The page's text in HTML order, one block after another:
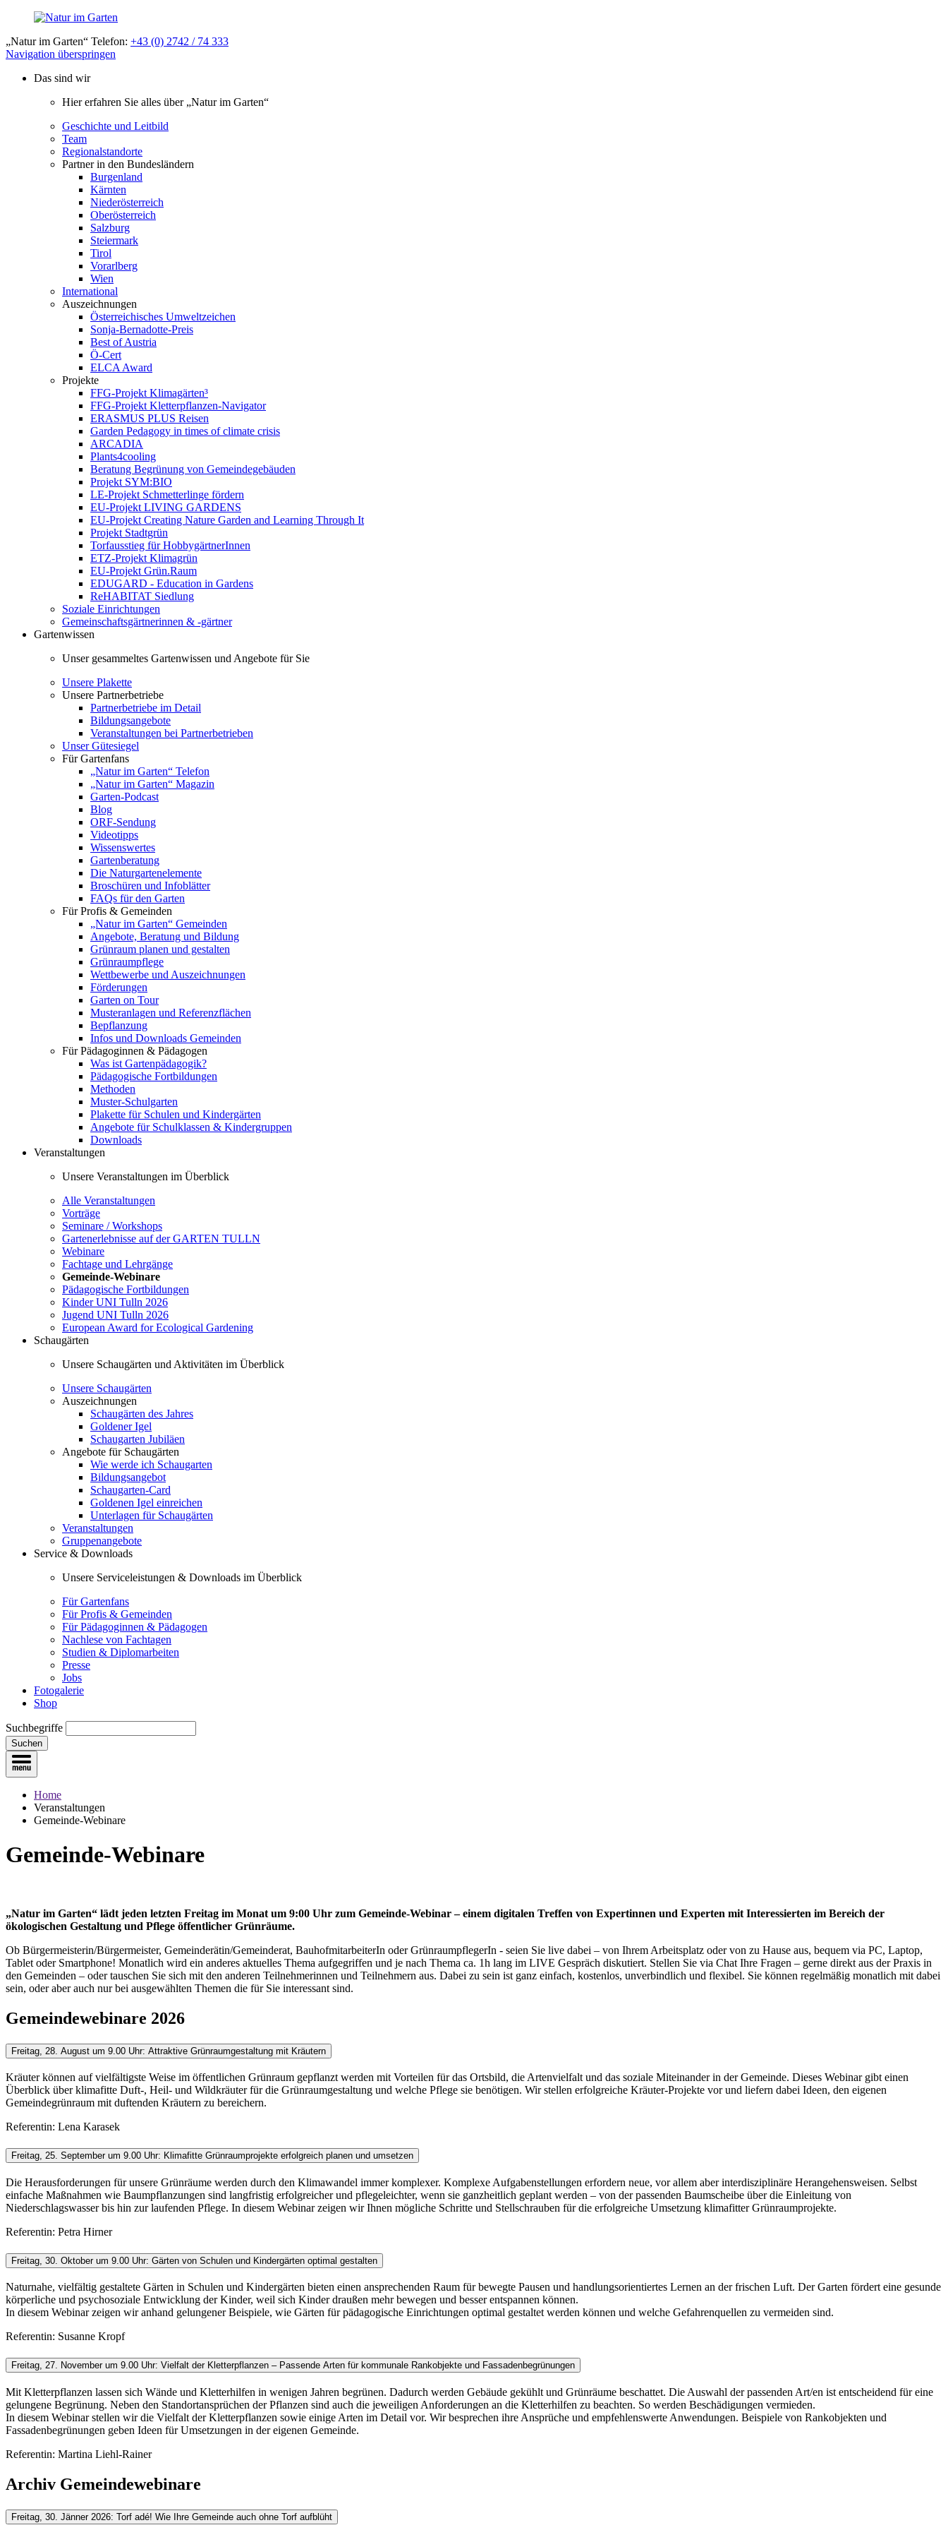
„Natur im Garten“ Telefon: +43 (0) 2742 / 74 333
Navigation überspringen
Das sind wir
Hier erfahren Sie alles über „Natur im Garten“
Geschichte und Leitbild
Team
Regionalstandorte
Partner in den Bundesländern
Burgenland
Kärnten
Niederösterreich
Oberösterreich
Salzburg
Steiermark
Tirol
Vorarlberg
Wien
International
Auszeichnungen
Österreichisches Umweltzeichen
Sonja-Bernadotte-Preis
Best of Austria
Ö-Cert
ELCA Award
Projekte
FFG-Projekt Klimagärten³
FFG-Projekt Kletterpflanzen-Navigator
ERASMUS PLUS Reisen
Garden Pedagogy in times of climate crisis
ARCADIA
Plants4cooling
Beratung Begrünung von Gemeindegebäuden
Projekt SYM:BIO
LE-Projekt Schmetterlinge fördern
EU-Projekt LIVING GARDENS
EU-Projekt Creating Nature Garden and Learning Through It
Projekt Stadtgrün
Torfausstieg für HobbygärtnerInnen
ETZ-Projekt Klimagrün
EU-Projekt Grün.Raum
EDUGARD - Education in Gardens
ReHABITAT Siedlung
Soziale Einrichtungen
Gemeinschaftsgärtnerinnen & -gärtner
Gartenwissen
Unser gesammeltes Gartenwissen und Angebote für Sie
Unsere Plakette
Unsere Partnerbetriebe
Partnerbetriebe im Detail
Bildungsangebote
Veranstaltungen bei Partnerbetrieben
Unser Gütesiegel
Für Gartenfans
„Natur im Garten“ Telefon
„Natur im Garten“ Magazin
Garten-Podcast
Blog
ORF-Sendung
Videotipps
Wissenswertes
Gartenberatung
Die Naturgartenelemente
Broschüren und Infoblätter
FAQs für den Garten
Für Profis & Gemeinden
„Natur im Garten“ Gemeinden
Angebote, Beratung und Bildung
Grünraum planen und gestalten
Grünraumpflege
Wettbewerbe und Auszeichnungen
Förderungen
Garten on Tour
Musteranlagen und Referenzflächen
Bepflanzung
Infos und Downloads Gemeinden
Für Pädagoginnen & Pädagogen
Was ist Gartenpädagogik?
Pädagogische Fortbildungen
Methoden
Muster-Schulgarten
Plakette für Schulen und Kindergärten
Angebote für Schulklassen & Kindergruppen
Downloads
Veranstaltungen
Unsere Veranstaltungen im Überblick
Alle Veranstaltungen
Vorträge
Seminare / Workshops
Gartenerlebnisse auf der GARTEN TULLN
Webinare
Fachtage und Lehrgänge
Gemeinde-Webinare
Pädagogische Fortbildungen
Kinder UNI Tulln 2026
Jugend UNI Tulln 2026
European Award for Ecological Gardening
Schaugärten
Unsere Schaugärten und Aktivitäten im Überblick
Unsere Schaugärten
Auszeichnungen
Schaugärten des Jahres
Goldener Igel
Schaugarten Jubiläen
Angebote für Schaugärten
Wie werde ich Schaugarten
Bildungsangebot
Schaugarten-Card
Goldenen Igel einreichen
Unterlagen für Schaugärten
Veranstaltungen
Gruppenangebote
Service & Downloads
Unsere Serviceleistungen & Downloads im Überblick
Für Gartenfans
Für Profis & Gemeinden
Für Pädagoginnen & Pädagogen
Nachlese von Fachtagen
Studien & Diplomarbeiten
Presse
Jobs
Fotogalerie
Shop
Suchbegriffe
Suchen
Home
Veranstaltungen
Gemeinde-Webinare
Gemeinde-Webinare
„Natur im Garten“ lädt jeden letzten Freitag im Monat um 9:00 Uhr zum Gemeinde-Webinar – einem digitalen Treffen von Expertinnen und Experten mit Interessierten im Bereich der
ökologischen Gestaltung und Pflege öffentlicher Grünräume.
Ob Bürgermeisterin/Bürgermeister, Gemeinderätin/Gemeinderat, BauhofmitarbeiterIn oder GrünraumpflegerIn - seien Sie live dabei – von Ihrem Arbeitsplatz oder von zu Hause aus, bequem via PC, Laptop,
Tablet oder Smartphone! Monatlich wird ein anderes aktuelles Thema aufgegriffen und je nach Thema ca. 1h lang im LIVE Gespräch diskutiert. Stellen Sie via Chat Ihre Fragen – gerne direkt aus der Praxis in
den Gemeinden – oder tauschen Sie sich mit den anderen Teilnehmerinnen und Teilnehmern aus. Dabei zu sein ist ganz einfach, kostenlos, unverbindlich und flexibel. Sie können regelmäßig monatlich mit dabei
sein, oder aber auch nur bei ausgewählten Themen die für Sie interessant sind.
Gemeindewebinare 2026
Freitag, 28. August um 9.00 Uhr: Attraktive Grünraumgestaltung mit Kräutern
Kräuter können auf vielfältigste Weise im öffentlichen Grünraum gepflanzt werden mit Vorteilen für das Ortsbild, die Artenvielfalt und das soziale Miteinander in der Gemeinde. Dieses Webinar gibt einen
Überblick über klimafitte Duft-, Heil- und Wildkräuter für die Grünraumgestaltung und welche Pflege sie benötigen. Wir stellen erfolgreiche Kräuter-Projekte vor und liefern dabei Ideen, den eigenen
Gemeindegrünraum mit duftenden Kräutern zu bereichern.
Referentin: Lena Karasek
Freitag, 25. September um 9.00 Uhr: Klimafitte Grünraumprojekte erfolgreich planen und umsetzen
Die Herausforderungen für unsere Grünräume werden durch den Klimawandel immer komplexer. Komplexe Aufgabenstellungen erfordern neue, vor allem aber interdisziplinäre Herangehensweisen. Selbst
einfache Maßnahmen wie Baumpflanzungen sind langfristig erfolgreicher und pflegeleichter, wenn sie ganzheitlich geplant werden – von der passenden Baumscheibe über die Einleitung von
Niederschlagswasser bis hin zur laufenden Pflege. In diesem Webinar zeigen wir Ihnen mögliche Schritte und Stellschrauben für die erfolgreiche Umsetzung klimafitter Grünraumprojekte.
Referentin: Petra Hirner
Freitag, 30. Oktober um 9.00 Uhr: Gärten von Schulen und Kindergärten optimal gestalten
Naturnahe, vielfältig gestaltete Gärten in Schulen und Kindergärten bieten einen ansprechenden Raum für bewegte Pausen und handlungsorientiertes Lernen an der frischen Luft. Der Garten fördert eine gesunde
körperliche und psychosoziale Entwicklung der Kinder, weil sich Kinder draußen mehr bewegen und besser entspannen können.
In diesem Webinar zeigen wir anhand gelungener Beispiele, wie Gärten für pädagogische Einrichtungen optimal gestaltet werden können und welche Gefahrenquellen zu vermeiden sind.
Referentin: Susanne Kropf
Freitag, 27. November um 9.00 Uhr: Vielfalt der Kletterpflanzen – Passende Arten für kommunale Rankobjekte und Fassadenbegrünungen
Mit Kletterpflanzen lassen sich Wände und Kletterhilfen in wenigen Jahren begrünen. Dadurch werden Gebäude gekühlt und Grünräume beschattet. Die Auswahl der passenden Art/en ist entscheidend für eine
gelungene Begrünung. Neben den Standortansprüchen der Pflanzen sind auch die jeweiligen Anforderungen an die Kletterhilfen zu beachten. So werden Beschädigungen vermieden.
In diesem Webinar stellen wir die Vielfalt der Kletterpflanzen sowie einige Arten im Detail vor. Wir besprechen ihre Ansprüche und empfehlenswerte Anwendungen. Beispiele von Rankobjekten und
Fassadenbegrünungen geben Ideen für Umsetzungen in der eigenen Gemeinde.
Referentin: Martina Liehl-Rainer
Archiv Gemeindewebinare
Freitag, 30. Jänner 2026: Torf adé! Wie Ihre Gemeinde auch ohne Torf aufblüht